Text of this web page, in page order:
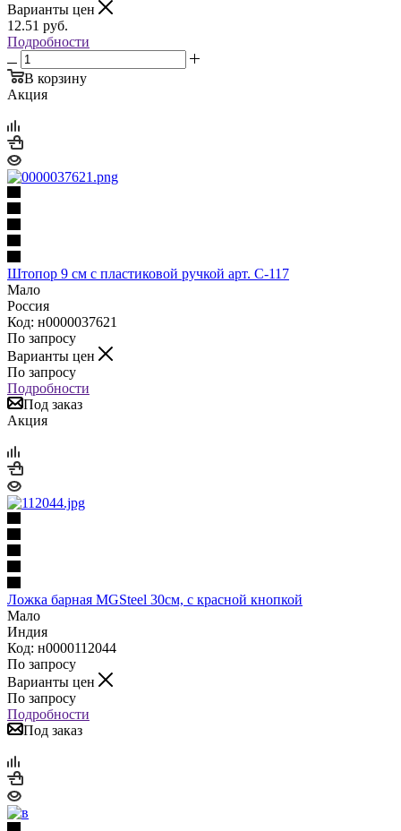
Варианты цен
12.51 руб.
Подробности
В корзину
Акция
Штопор 9 см с пластиковой ручкой арт. C-117
Мало
Россия
Код: н0000037621
По запросу
Варианты цен
По запросу
Подробности
Под заказ
Акция
Ложка барная MGSteel 30см, с красной кнопкой
Мало
Индия
Код: н0000112044
По запросу
Варианты цен
По запросу
Подробности
Под заказ